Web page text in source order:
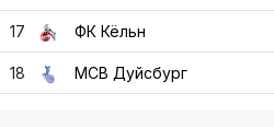
17 ФК Кёльн
18 МСВ Дуйсбург